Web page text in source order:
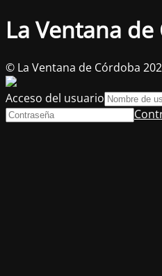
La Ventana
© La Ventana de Córdoba
Acceso del usuario